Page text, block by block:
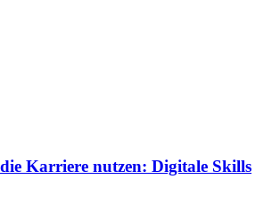
Karriere nutzen: Digitale Skills